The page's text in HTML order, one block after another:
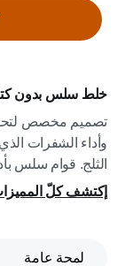
خلط سلس بدون كتل في
وأداء الشفرات
الثلج. قوام سلس
إكتشف كلّ
لمحة عامة